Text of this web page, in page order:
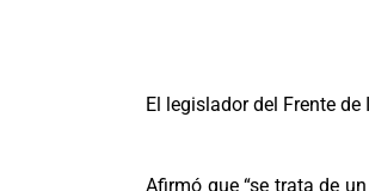
El legislador del Frente
Afirmó que “se trata de